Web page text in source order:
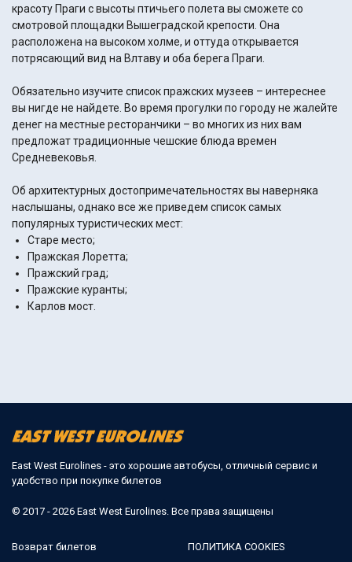
красоту Праги с высоты птичьего полета вы сможете со
смотровой площадки Вышеградской крепости. Она
расположена на высоком холме, и оттуда открывается
потрясающий вид на Влтаву и оба берега Праги.
Обязательно изучите список пражских музеев – интереснее
вы нигде не найдете. Во время прогулки по городу не жалейте
денег на местные ресторанчики – во многих из них вам
предложат традиционные чешские блюда времен
Средневековья.
Об архитектурных достопримечательностях вы наверняка
наслышаны, однако все же приведем список самых
популярных туристических мест:
Старе место;
Пражская Лоретта;
Пражский град;
Пражские куранты;
Карлов мост.
East West Eurolines - это хорошие автобусы, отличный сервис и
удобство при покупке билетов
© 2017 - 2026 East West Eurolines. Все права защищены
Возврат билетов ПОЛИТИКА COOKIES